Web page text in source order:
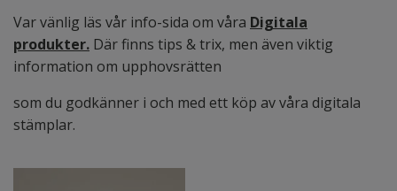
Var vänlig läs vår info-sida om våra Digitala
produkter. Där finns tips & trix, men även viktig
information om upphovsrätten
som du godkänner i och med ett köp av våra digitala
stämplar.